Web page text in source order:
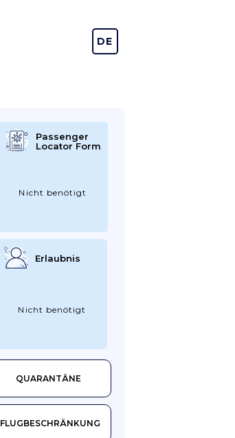
DE
QUARANTÄNE
FLUGBESCHRÄNKUNG
Passenger
Locator Form
Nicht benötigt
Erlaubnis
Nicht benötigt